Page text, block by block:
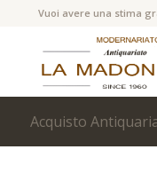
Vuoi avere una stima
Acquisto